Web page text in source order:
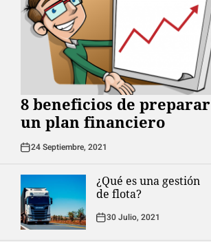
8 beneficios de preparar
un plan financiero
24 Septiembre, 2021
¿Qué es una gestión
de flota?
30 Julio, 2021